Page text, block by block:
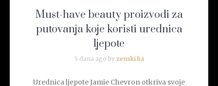
Must-have beauty proizvodi za
putovanja koje koristi urednica
ljepote
5 dana ago by zenski.ba
Urednica ljepote Jamie Chevron otkriva svoje